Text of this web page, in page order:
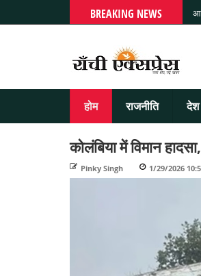
BREAKING NEWS
होम राजनीति देश
कोलंबिया में विमान
Pinky Singh 1/29/2026